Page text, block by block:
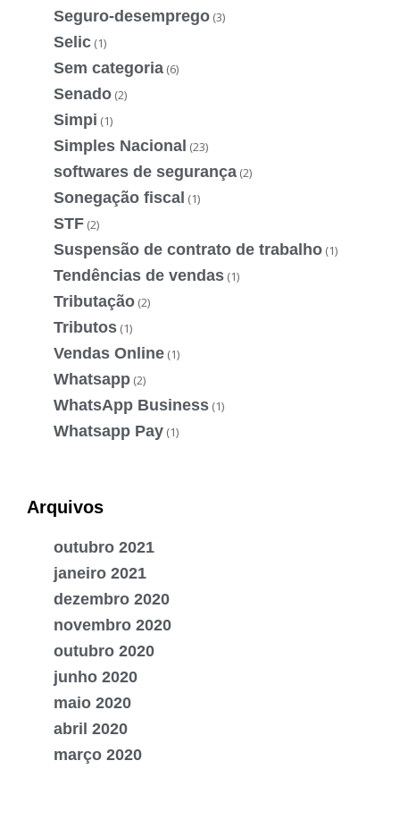
Seguro-desemprego (3)
Selic (1)
Sem categoria (6)
Senado (2)
Simpi (1)
Simples Nacional (23)
softwares de segurança (2)
Sonegação fiscal (1)
STF (2)
Suspensão de contrato de trabalho (1)
Tendências de vendas (1)
Tributação (2)
Tributos (1)
Vendas Online (1)
Whatsapp (2)
WhatsApp Business (1)
Whatsapp Pay (1)
Arquivos
outubro 2021
janeiro 2021
dezembro 2020
novembro 2020
outubro 2020
junho 2020
maio 2020
abril 2020
março 2020